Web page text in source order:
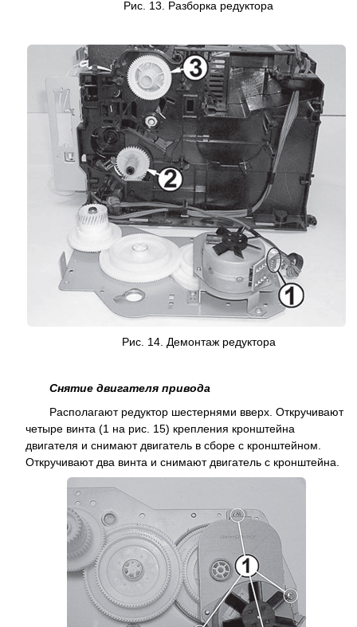
Рис. 13. Разборка редуктора
Рис. 14. Демонтажредуктора
Снятие двигателя привода
Располагают редуктор шестернями вверх. Откручивают
четыре винта (1 на рис. 15) крепления кронштейна
двигателя и снимают двигатель в сборе с кронштейном.
Откручивают два винта и снимают двигатель с кронштейна.